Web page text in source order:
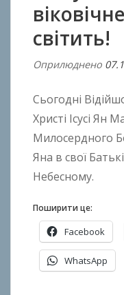
світить!
Оприлюднено
Сьогодні
Христі Ісусі
Милосердного
Яна в свої
Небесному.
Поширити це:
Facebook
WhatsApp